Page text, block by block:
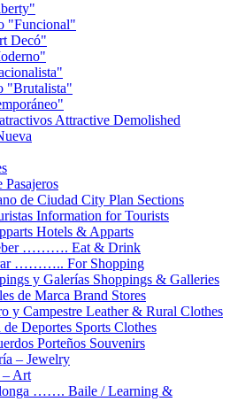
"Funcional"
Decó"
"Brutalista"
Attractive Demolished
Pasajeros
de Ciudad City Plan Sections
Information for Tourists
Hotels & Apparts
………. Eat & Drink
……….. For Shopping
y Galerías Shoppings & Galleries
de Marca Brand Stores
y Campestre Leather & Rural Clothes
de Deportes Sports Clothes
Porteños Souvenirs
– Jewelry
– Art
……. Baile / Learning &